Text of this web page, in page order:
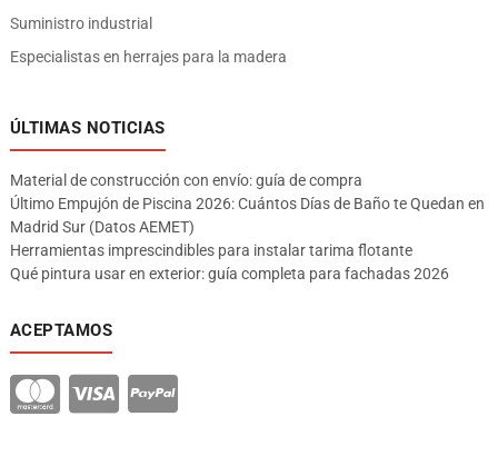
Suministro industrial
Especialistas en herrajes para la madera
ÚLTIMAS NOTICIAS
Material de construcción con envío: guía de compra
Último Empujón de Piscina 2026: Cuántos Días de Baño te Quedan en
Madrid Sur (Datos AEMET)
Herramientas imprescindibles para instalar tarima flotante
Qué pintura usar en exterior: guía completa para fachadas 2026
ACEPTAMOS